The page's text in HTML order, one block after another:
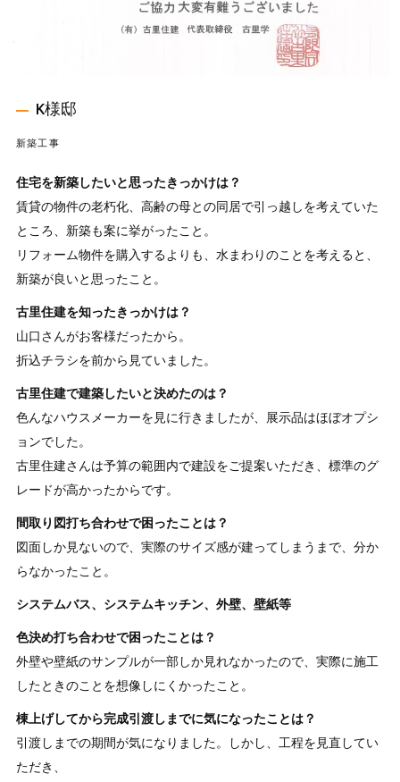
K様邸
新築工事
住宅を新築したいと思ったきっかけは？
賃貸の物件の老朽化、高齢の母との同居で引っ越しを考えていた
ところ、新築も案に挙がったこと。
リフォーム物件を購入するよりも、水まわりのことを考えると、
新築が良いと思ったこと。
古里住建を知ったきっかけは？
山口さんがお客様だったから。
折込チラシを前から見ていました。
古里住建で建築したいと決めたのは？
色んなハウスメーカーを見に行きましたが、展示品はほぼオプシ
ョンでした。
古里住建さんは予算の範囲内で建設をご提案いただき、標準のグ
レードが高かったからです。
間取り図打ち合わせで困ったことは？
図面しか見ないので、実際のサイズ感が建ってしまうまで、分か
らなかったこと。
システムバス、システムキッチン、外壁、壁紙等
色決め打ち合わせで困ったことは？
外壁や壁紙のサンプルが一部しか見れなかったので、実際に施工
したときのことを想像しにくかったこと。
棟上げしてから完成引渡しまでに気になったことは？
引渡しまでの期間が気になりました。しかし、工程を見直してい
ただき、